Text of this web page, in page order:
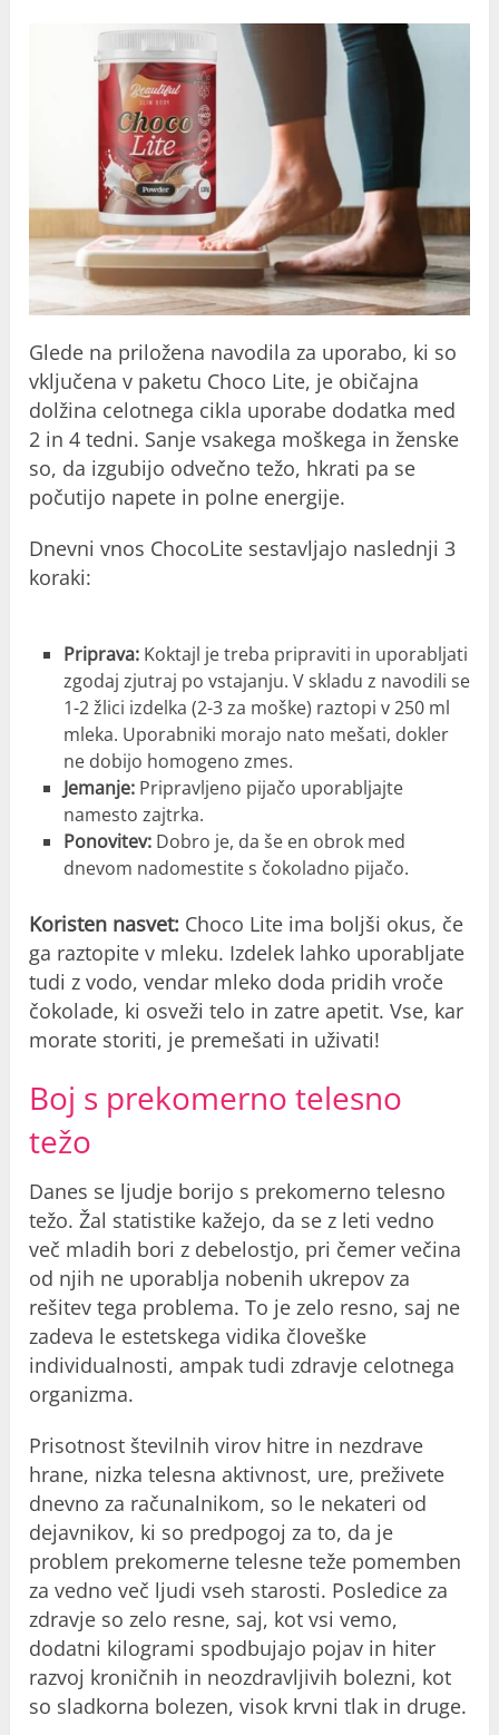
Glede na priložena navodila za uporabo, ki so
vključena v paketu Choco Lite, je običajna
dolžina celotnega cikla uporabe dodatka med
2 in 4 tedni. Sanje vsakega moškega in ženske
so, da izgubijo odvečno težo, hkrati pa se
počutijo napete in polne energije.
Dnevni vnos ChocoLite sestavljajo naslednji 3
koraki:
Priprava:Koktajl je treba pripraviti in uporabljati
zgodaj zjutraj po vstajanju. V skladu z navodili se
1-2 žlici izdelka (2-3 za moške) raztopi v 250 ml
mleka. Uporabniki morajo nato mešati, dokler
ne dobijo homogeno zmes.
Jemanje:Pripravljeno pijačo uporabljajte
namesto zajtrka.
Ponovitev:Dobro je, da še en obrok med
dnevom nadomestite s čokoladno pijačo.
Koristen nasvet: Choco Lite ima boljši okus, če
ga raztopite v mleku. Izdelek lahko uporabljate
tudi z vodo, vendar mleko doda pridih vroče
čokolade, ki osveži telo in zatre apetit. Vse, kar
morate storiti, je premešati in uživati!
Boj s prekomerno telesno
težo
Danes se ljudje borijo s prekomerno telesno
težo. Žal statistike kažejo, da se z leti vedno
več mladih bori z debelostjo, pri čemer večina
od njih ne uporablja nobenih ukrepov za
rešitev tega problema. To je zelo resno, saj ne
zadeva le estetskega vidika človeške
individualnosti, ampak tudi zdravje celotnega
organizma.
Prisotnost številnih virov hitre in nezdrave
hrane, nizka telesna aktivnost, ure, preživete
dnevno za računalnikom, so le nekateri od
dejavnikov, ki so predpogoj za to, da je
problem prekomerne telesne teže pomemben
za vedno več ljudi vseh starosti. Posledice za
zdravje so zelo resne, saj, kot vsi vemo,
dodatni kilogrami spodbujajo pojav in hiter
razvoj kroničnih in neozdravljivih bolezni, kot
so sladkorna bolezen, visok krvni tlak in druge.